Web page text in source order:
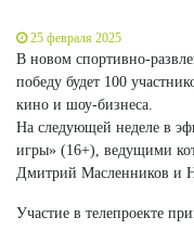
25 февраля 2025
В новом спортивно-
победу будет 100
кино и шоу-бизнеса.
На следующей неделе в
игры» (16+), ведущими
Дмитрий Масленников и
Участие в телепроекте